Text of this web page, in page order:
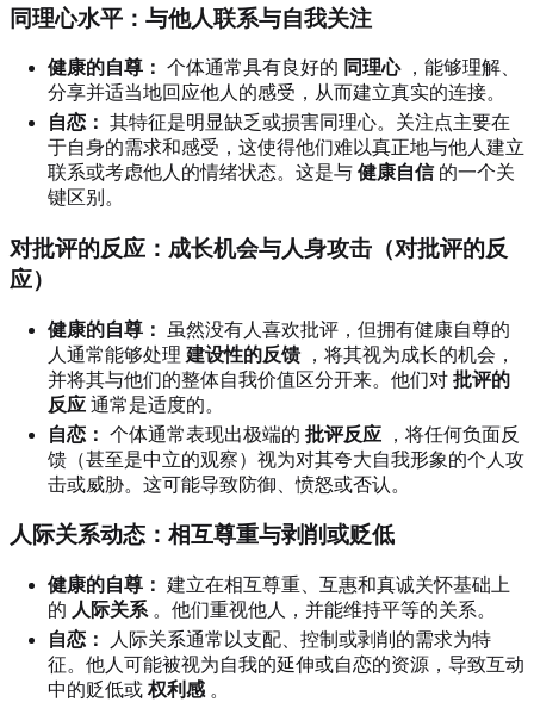
同理心水平：与他人联系与自我关注
健康的自尊： 个体通常具有良好的 同理心，能够理解、
分享并适当地回应他人的感受，从而建立真实的连接。
自恋： 其特征是明显缺乏或损害同理心。关注点主要在
于自身的需求和感受，这使得他们难以真正地与他人建立
联系或考虑他人的情绪状态。这是与 健康自信的一个关
键区别。
对批评的反应：成长机会与人身攻击（对批评的反
应）
健康的自尊：
虽然没有人喜欢批评，但拥有健康自尊的
人通常能够处理 建设性的反馈 ，将其视为成长的机会，
并将其与他们的整体自我价值区分开来。他们对 批评的
反应 通常是适度的。
自恋： 个体通常表现出极端的 批评反应 ，将任何负面反
馈（甚至是中立的观察）视为对其夸大自我形象的个人攻
击或威胁。这可能导致防御、愤怒或否认。
人际关系动态：相互尊重与剥削或贬低
健康的自尊： 建立在相互尊重、互惠和真诚关怀基础上
的 人际关系 。他们重视他人，并能维持平等的关系。
自恋：
人际关系通常以支配、控制或剥削的需求为特
征。他人可能被视为自我的延伸或自恋的资源，导致互动
中的贬低或权利感 。